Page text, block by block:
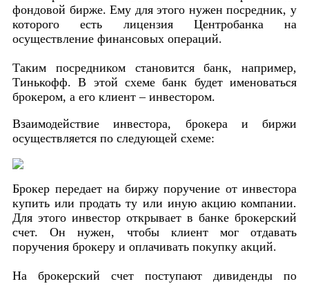
фондовой бирже. Ему для этого нужен посредник, у
которого есть лицензия Центробанка на
осуществление финансовых операций.
Таким посредником становится банк, например,
Тинькофф. В этой схеме банк будет именоваться
брокером, а его клиент – инвестором.
Взаимодействие инвестора, брокера и биржи
осуществляется по следующей схеме:
Брокер передает на биржу поручение от инвестора
купить или продать ту или иную акцию компании.
Для этого инвестор открывает в банке брокерский
счет. Он нужен, чтобы клиент мог отдавать
поручения брокеру и оплачивать покупку акций.
На брокерский счет поступают дивиденды по